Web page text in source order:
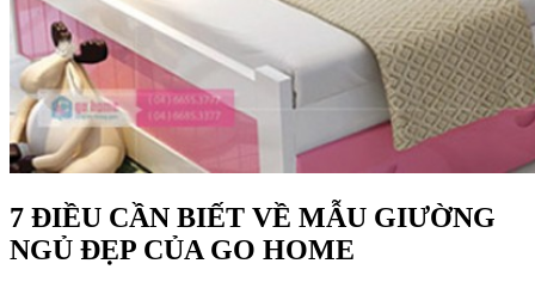
7 ĐIỀU CẦN BIẾT VỀ MẪU GIƯỜNG
NGỦ ĐẸP CỦA GO HOME